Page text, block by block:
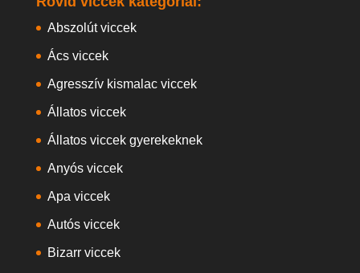
Abszolút viccek
Ács viccek
Agresszív kismalac viccek
Állatos viccek
Állatos viccek gyerekeknek
Anyós viccek
Apa viccek
Autós viccek
Bizarr viccek